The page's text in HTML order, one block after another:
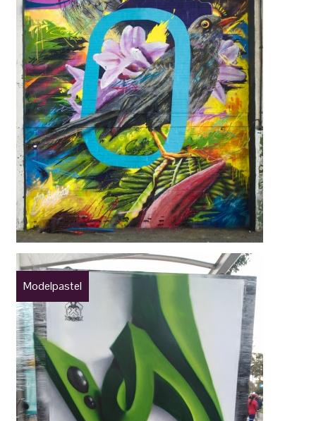
Modelpastel